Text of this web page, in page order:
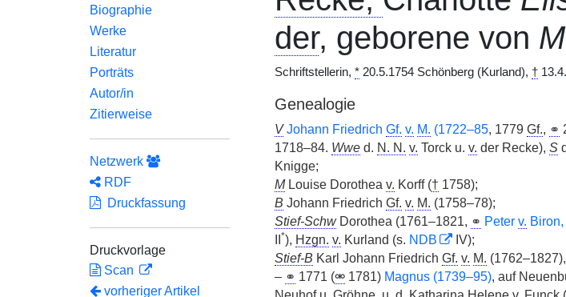
Biographie
Werke
Literatur
Porträts
Autor/in
Zitierweise
Netzwerk
RDF
Druckfassung
Druckvorlage
Scan
vorheriger Artikel
der, geborene von
Schriftstellerin, *20.5.1754 Schönberg (Kurland), †
Genealogie
V Johann Friedrich Gf. v. M. (1722–85, 1779 Gf., ⚭
1718–84. Wwed. N. N. v. Torck u. v. der Recke), S
Knigge;
MLouise Dorothea v. Korff († 1758);
B Johann Friedrich Gf. v. M. (1758–78);
Stief-SchwDorothea (1761–1821, ⚭ Peter v.
*), Hzgn. v. Kurland (s. NDB
IV);
Stief-B Karl Johann Friedrich Gf. v. M.
– ⚭ 1771 (⚮1781) Magnus (1739–95), auf